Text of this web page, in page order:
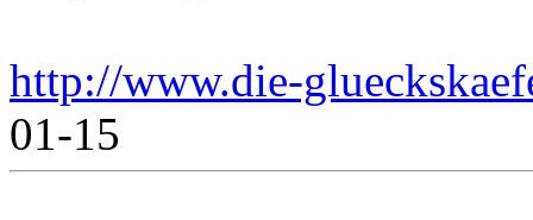
http://www.die-
01-15